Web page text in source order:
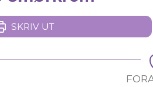
SKRIV UT